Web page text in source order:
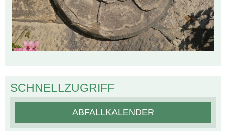
SCHNELLZUGRIFF
ABFALLKALENDER